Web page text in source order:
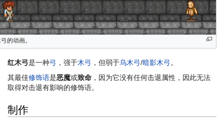
的动画。
红木弓是一种弓 ，强于木弓 ，但弱于乌木弓/暗影木弓 。
其最佳修饰语是恶魔或致命 ，因为它没有任何击退属性，因此无法
取得对击退有影响的修饰语。
制作